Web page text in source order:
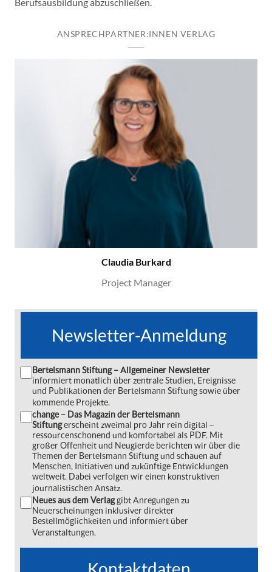
ANSPRECHPARTNER:INNEN VERLAG
Claudia Burkard
Project Manager
Newsletter-Anmeldung
Bertelsmann Stiftung – Allgemeiner Newsletter
informiert monatlich über zentrale Studien, Ereignisse
und Publikationen der Bertelsmann Stiftung sowie über
kommende Projekte.
change – Das Magazin der Bertelsmann
Stiftungerscheint zweimal pro Jahr rein digital ‒
ressourcenschonend und komfortabel als PDF. Mit
großer Offenheit und Neugierde berichten wir über die
Themen der Bertelsmann Stiftung und schauen auf
Menschen, Initiativen und zukünftige Entwicklungen
weltweit. Dabei verfolgen wir einen konstruktiven
journalistischen Ansatz.
Neues aus dem Verlaggibt Anregungen zu
Neuerscheinungen inklusiver direkter
Bestellmöglichkeiten und informiert über
Veranstaltungen.